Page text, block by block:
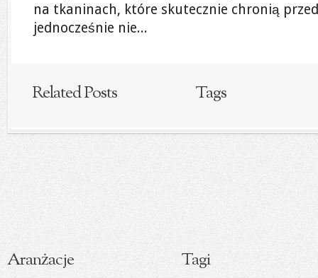
na tkaninach, które skutecznie chronią
jednocześnie nie...
Related Posts Tags
Aranżacje Tagi